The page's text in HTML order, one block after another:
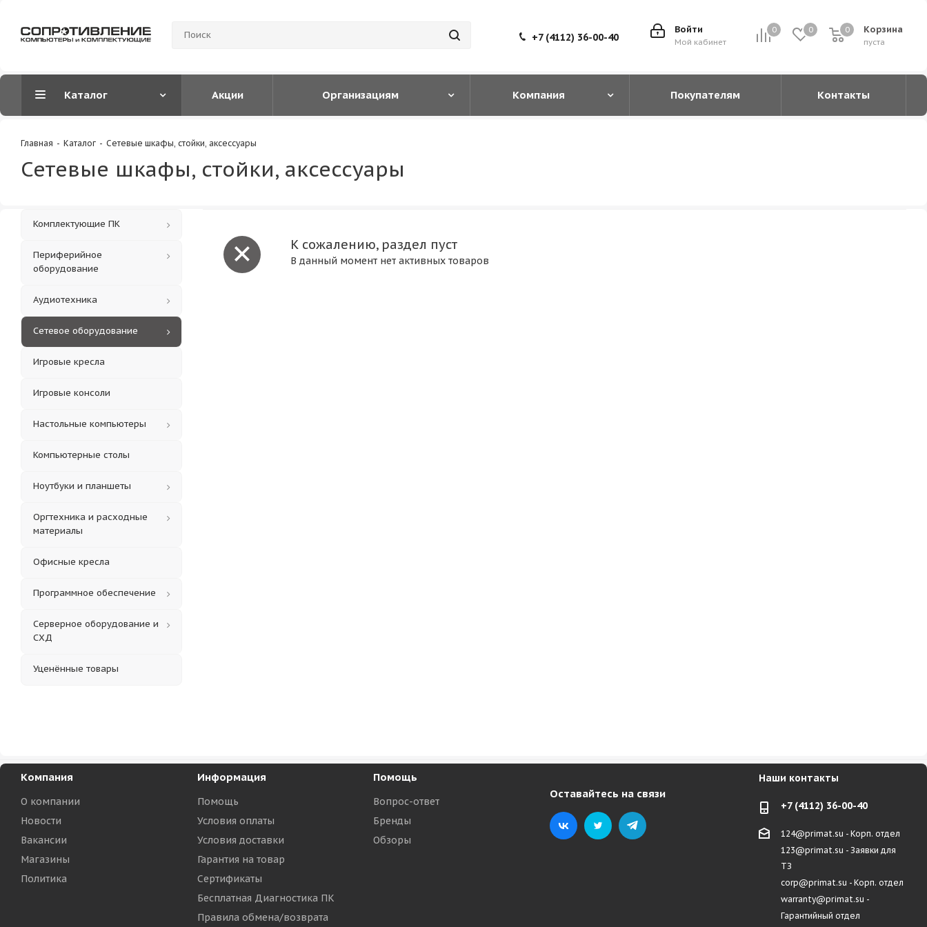
0 0 Корзина
0
пуста
0
Войти
Мой кабинет
+7 (4112) 36-00-40
Каталог Акции Организациям Компания Покупателям Контакты
Главная - Каталог - Сетевые шкафы, стойки, аксессуары
Сетевые шкафы, стойки, аксессуары
К сожалению, раздел пуст
В данный момент нет активных товаров
Комплектующие ПК
Периферийное
оборудование
Аудиотехника
Сетевое оборудование
Игровые кресла
Игровые консоли
Настольные компьютеры
Компьютерные столы
Ноутбуки и планшеты
Оргтехника и расходные
материалы
Офисные кресла
Программное обеспечение
Серверное оборудование и
СХД
Уценённые товары
Компания
О компании
Новости
Вакансии
Магазины
Политика
Информация
Помощь
Условия оплаты
Условия доставки
Гарантия на товар
Сертификаты
Бесплатная Диагностика ПК
Правила обмена/возврата
Помощь
Вопрос-ответ
Бренды
Обзоры
Оставайтесь на связи
Наши контакты
+7 (4112) 36-00-40
124@primat.su - Корп. отдел
123@primat.su - Заявки для
ТЗ
corp@primat.su - Корп. отдел
warranty@primat.su -
Гарантийный отдел